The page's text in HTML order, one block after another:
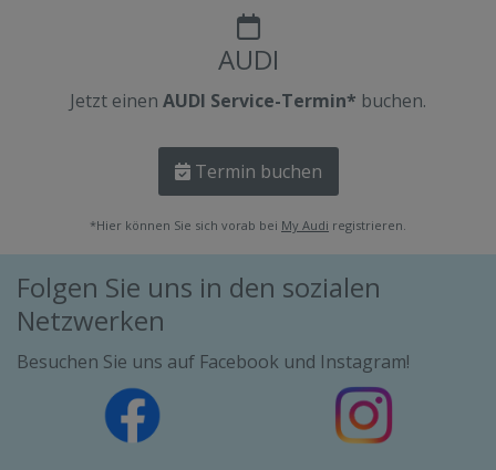
AUDI
Jetzt einen AUDI Service-Termin* buchen.
Termin buchen
*Hier können Sie sich vorab bei My Audi registrieren.
Folgen Sie uns in den sozialen
Netzwerken
Besuchen Sie uns auf Facebook und Instagram!